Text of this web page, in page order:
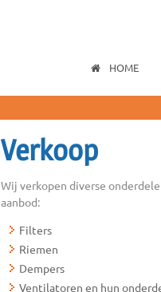
HOME
Verkoop
Wij verkopen diverse
aanbod:
Filters
Riemen
Dempers
Ventilatoren en hun